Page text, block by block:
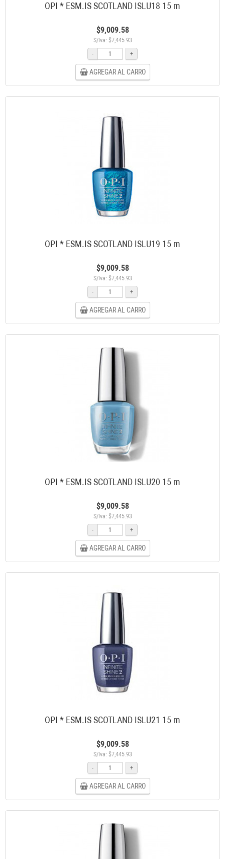
OPI * ESM.IS SCOTLAND ISLU18 15 m
$9,009.58
S/Iva: $7,445.93
-
+
AGREGAR AL CARRO
OPI * ESM.IS SCOTLAND ISLU19 15 m
$9,009.58
S/Iva: $7,445.93
-
+
AGREGAR AL CARRO
OPI * ESM.IS SCOTLAND ISLU20 15 m
$9,009.58
S/Iva: $7,445.93
-
+
AGREGAR AL CARRO
OPI * ESM.IS SCOTLAND ISLU21 15 m
$9,009.58
S/Iva: $7,445.93
-
+
AGREGAR AL CARRO